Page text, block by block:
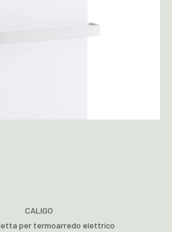
CALIGO
per termoarredo elettrico